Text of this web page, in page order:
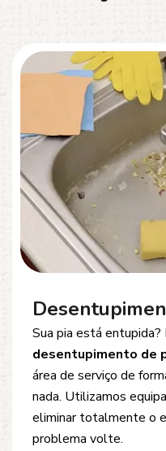
Problemas com
Oferecemos soluções
desobstrução de
inspeção e tubulações.
modernos e técnicas
serviço limpo, ágil e